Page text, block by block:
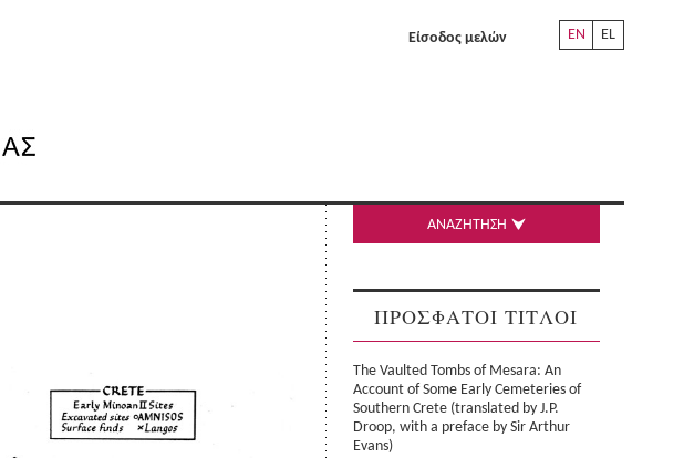
EN EL
Είσοδος μελών
ΑΝΑΖΗΤΗΣΗ
ΠΡΟΣΦΑΤΟΙ ΤΙΤΛΟΙ
The Vaulted Tombs of Mesara: An
Account of Some Early Cemeteries of
Southern Crete (translated by J.P.
Droop, with a preface by Sir Arthur
Evans)